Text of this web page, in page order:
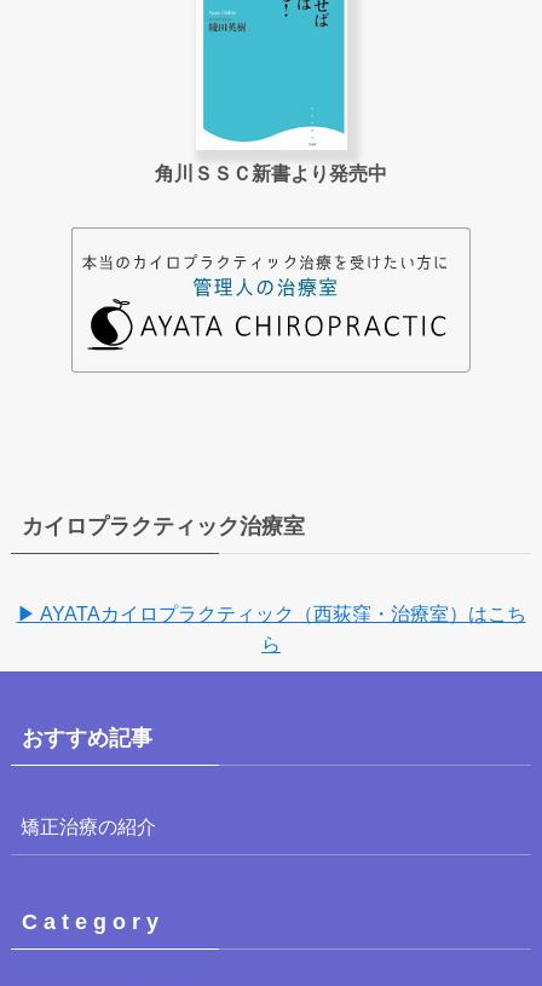
角川ＳＳＣ新書より発売中
カイロプラクティック治療室
▶ AYATAカイロプラクティック（西荻窪・治療室）はこち
ら
おすすめ記事
矯正治療の紹介
C a t e g o r y